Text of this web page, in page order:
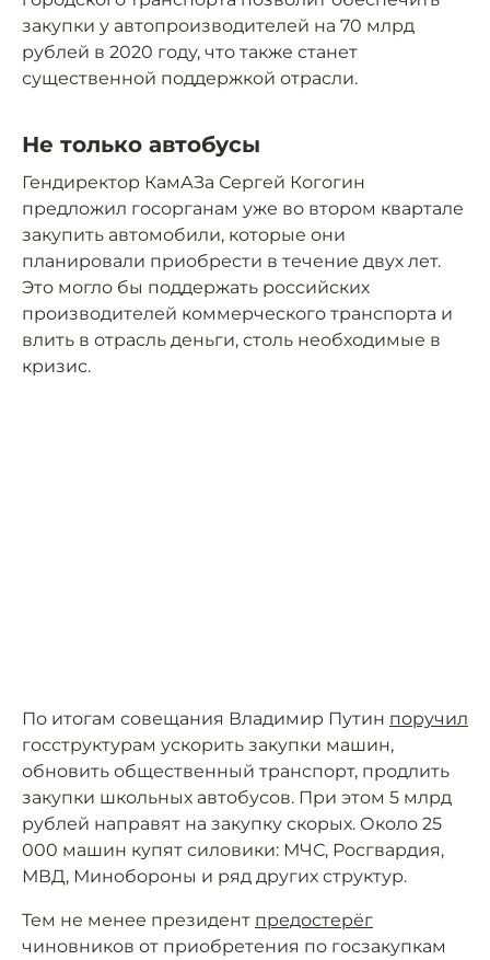
закупки у автопроизводителей на 70 млрд
рублей в 2020 году, что также станет
существенной поддержкой отрасли.
Не только автобусы
Гендиректор КамАЗа Сергей Когогин
предложил госорганам уже во втором квартале
закупить автомобили, которые они
планировали приобрести в течение двух лет.
Это могло бы поддержать российских
производителей коммерческого транспорта и
влить в отрасль деньги, столь необходимые в
кризис.
По итогам совещания Владимир Путин поручил
госструктурам ускорить закупки машин,
обновить общественный транспорт, продлить
закупки школьных автобусов. При этом 5 млрд
рублей направят на закупку скорых. Около 25
000 машин купят силовики: МЧС, Росгвардия,
МВД, Минобороны и ряд других структур.
Тем не менее президент предостерёг
чиновников от приобретения по госзакупкам